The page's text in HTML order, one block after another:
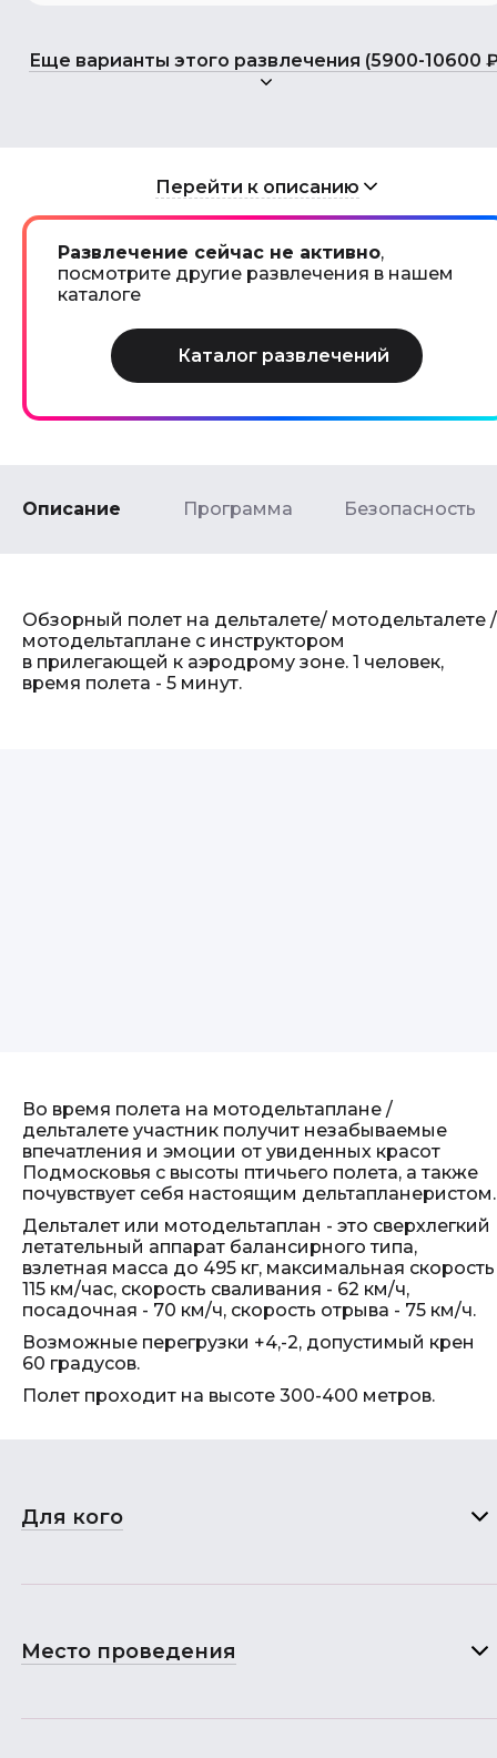
Еще варианты этого развлечения (5900-10600
Перейти к описанию
Развлечение сейчас не активно,
посмотрите другие развлечения в нашем
каталоге
Описание Программа Безопасность
Обзорный полет на дельталете/ мотодельталете /
мотодельтаплане с инструктором
в прилегающей к аэродрому зоне. 1 человек,
время полета - 5 минут.
Во время полета на мотодельтаплане /
дельталете участник получит незабываемые
впечатления и эмоции от увиденных красот
Подмосковья с высоты птичьего полета, а также
почувствует себя настоящим дельтапланеристом.
Дельталет или мотодельтаплан - это сверхлегкий
летательный аппарат балансирного типа,
взлетная масса до 495 кг, максимальная скорость
115 км/час, скорость сваливания - 62 км/ч,
посадочная - 70 км/ч, скорость отрыва - 75 км/ч.
Возможные перегрузки +4,-2, допустимый крен
60 градусов.
Полет проходит на высоте 300-400 метров.
Для кого
Место проведения